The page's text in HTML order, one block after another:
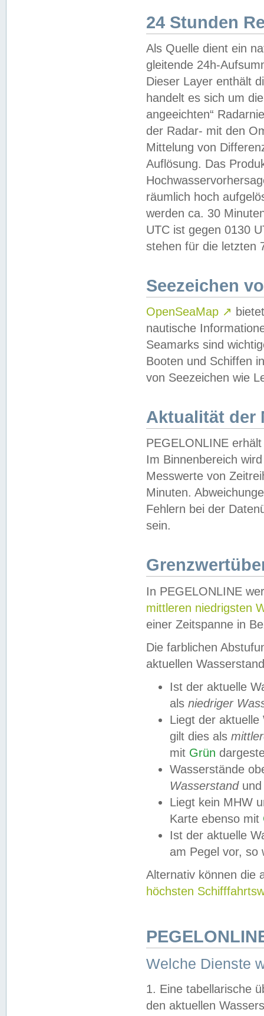
24 Stunden
Als Quelle dient ein
gleitende 24h-
Dieser Layer enthält
handelt es sich um
angeeichten“
der Radar- mit den
Mittelung von
Auflösung. Das
räumlich hoch
werden ca. 30
UTC ist gegen 0130
stehen für die letzten
Seezeichen
OpenSeaMap ↗
nautische
Seamarks sind
Booten und Schiffen
von Seezeichen wie
Aktualität der
PEGELONLINE
Im Binnenbereich
Messwerte von
Minuten.
Fehlern bei der
sein.
In PEGELONLINE
mittleren niedrigsten
einer Zeitspanne in
Die farblichen
aktuellen
Ist der aktuelle
als niedriger
Liegt der
gilt dies als
mit Grün
Wasserstände
Wasserstandund
Liegt kein MHW
Karte ebenso mit
Ist der aktuelle
am Pegel vor,
Alternativ können die
höchsten
Welche Dienste
1. Eine tabellarische
den aktuellen